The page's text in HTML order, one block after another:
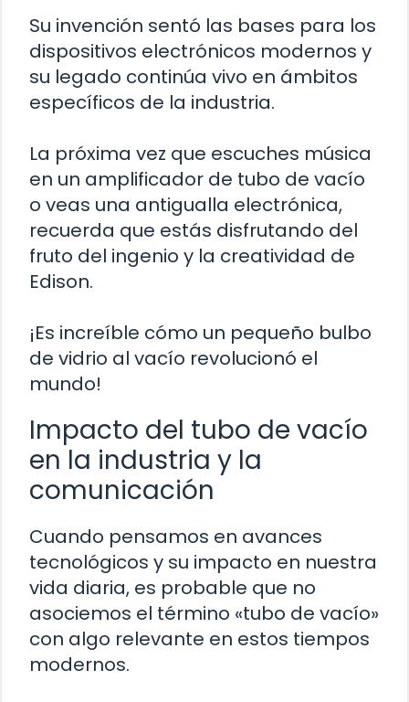
Su invención sentó las bases para los
dispositivos electrónicos modernos y
su legado continúa vivo en ámbitos
específicos de la industria.
La próxima vez que escuches música
en un amplificador de tubo de vacío
o veas una antigualla electrónica,
recuerda que estás disfrutando del
fruto del ingenio y la creatividad de
Edison.
¡Es increíble cómo un pequeño bulbo
de vidrio al vacío revolucionó el
mundo!
Impacto del tubo de vacío
en la industria y la
comunicación
Cuando pensamos en avances
tecnológicos y su impacto en nuestra
vida diaria, es probable que no
asociemos el término «tubo de vacío»
con algo relevante en estos tiempos
modernos.